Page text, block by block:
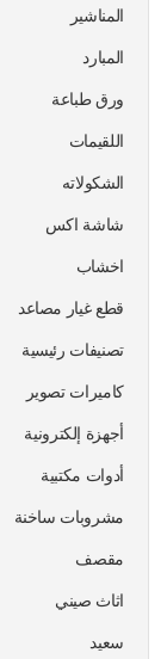
المناشير
المبارد
ورق طباعة
اللقيمات
الشكولاته
شاشة اكس
اخشاب
قطع غيار مصاعد
تصنيفات رئيسية
كاميرات تصوير
أجهزة إلكترونية
أدوات مكتبية
مشروبات ساخنة
مقصف
اثاث صيني
سعيد